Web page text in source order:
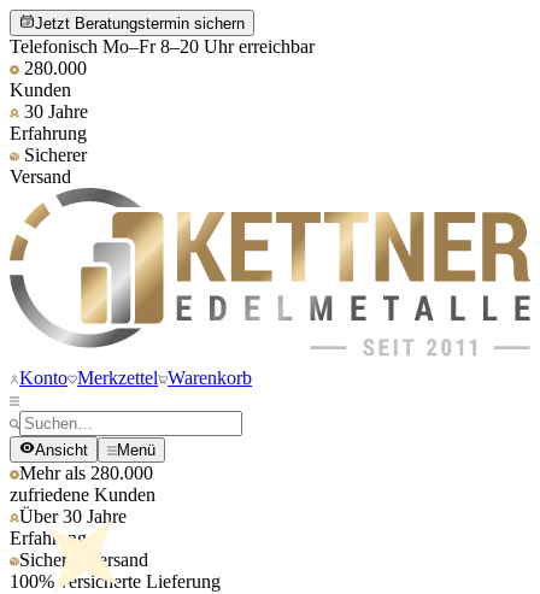
Jetzt Beratungstermin sichern
Telefonisch Mo–Fr 8–20 Uhr erreichbar
280.000
Kunden
30 Jahre
Erfahrung
Sicherer
Versand
Konto Merkzettel Warenkorb
Ansicht Menü
Mehr als 280.000
zufriedene Kunden
Über 30 Jahre
Erfahrung
Sicherer Versand
100% versicherte Lieferung